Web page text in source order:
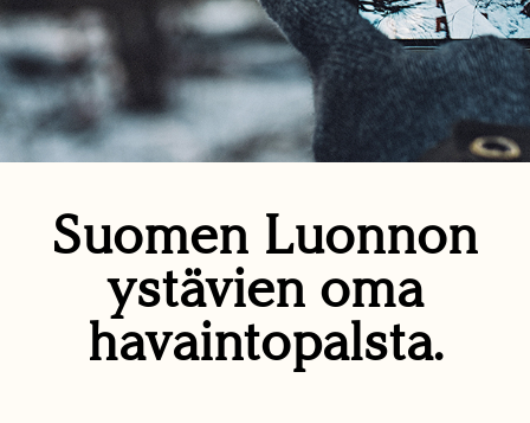
Suomen Luonnon
ystävien oma
havaintopalsta.